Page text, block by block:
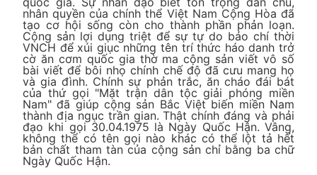
nhân quyền của chính thể Việt Nam Cộng Hòa đã
tạo cơ hội sống còn cho thành phần phản loạn.
Cộng sản lợi dụng triệt để sự tự do báo chí thời
VNCH để xúi giục những tên trí thức háo danh trở
cờ ăn cơm quốc gia thờ ma cộng sản viết vô số
bài viết để bôi nhọ chính chế độ đã cưu mang họ
và gia đình. Chính sự phản trắc, ăn cháo đái bát
của thứ gọi "Mặt trận dân tộc giải phóng miền
Nam" đã giúp cộng sản Bắc Việt biến miền Nam
thành địa ngục trần gian. Thật chính đáng và phải
đạo khi gọi 30.04.1975 là Ngày Quốc Hận. Vâng,
không thể có tên gọi nào khác có thể lột tả hết
bản chất tham tàn của cộng sản chỉ bằng ba chữ
Ngày Quốc Hận.